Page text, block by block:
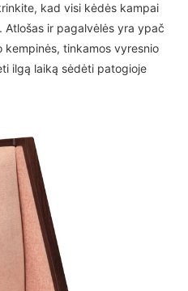
kad visi kėdės kampai
Atlošas ir pagalvėlės yra ypač
kempinės, tinkamos vyresnio
ilgą laiką sėdėti patogioje